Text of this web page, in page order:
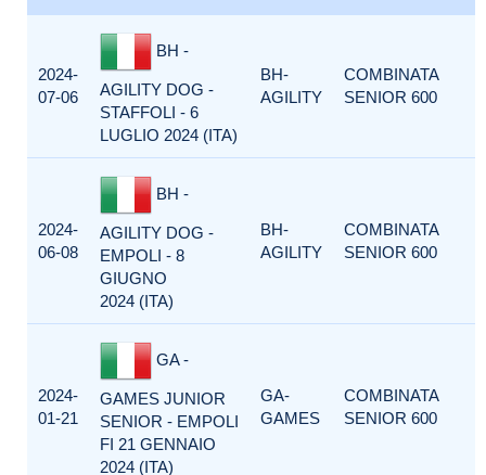
2024-
07-06
BH -
AGILITY DOG -
STAFFOLI - 6
LUGLIO 2024 (ITA)
BH-
AGILITY
COMBINATA
SENIOR 600
2024-
06-08
BH -
AGILITY DOG -
EMPOLI - 8
GIUGNO
2024 (ITA)
BH-
AGILITY
COMBINATA
SENIOR 600
2024-
01-21
GA -
GAMES JUNIOR
SENIOR - EMPOLI
FI 21 GENNAIO
2024 (ITA)
GA-
GAMES
COMBINATA
SENIOR 600